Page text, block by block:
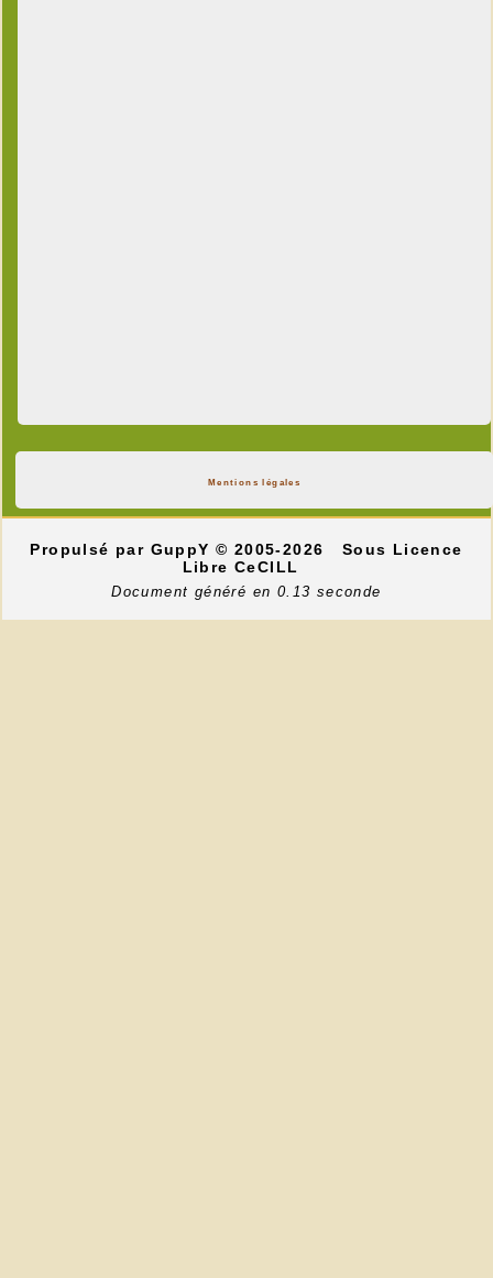
Mentions légales
Propulsé par GuppY© 2005-2026
Sous Licence
Libre CeCILL
Document généré en 0.13 seconde